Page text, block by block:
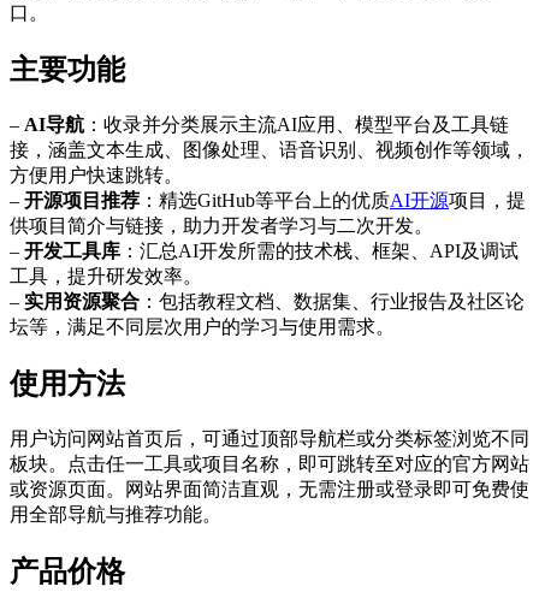
口。
主要功能
– AI导航 ：收录并分类展示主流AI应用、模型平台及工具链
接，涵盖文本生成、图像处理、语音识别、视频创作等领域，
方便用户快速跳转。
– 开源项目推荐 ：精选GitHub等平台上的优质AI开源项目，提
供项目简介与链接，助力开发者学习与二次开发。
– 开发工具库 ：汇总AI开发所需的技术栈、框架、API及调试
工具，提升研发效率。
– 实用资源聚合 ：包括教程文档、数据集、行业报告及社区论
坛等，满足不同层次用户的学习与使用需求。
使用方法
用户访问网站首页后，可通过顶部导航栏或分类标签浏览不同
板块。点击任一工具或项目名称，即可跳转至对应的官方网站
或资源页面。网站界面简洁直观，无需注册或登录即可免费使
用全部导航与推荐功能。
产品价格